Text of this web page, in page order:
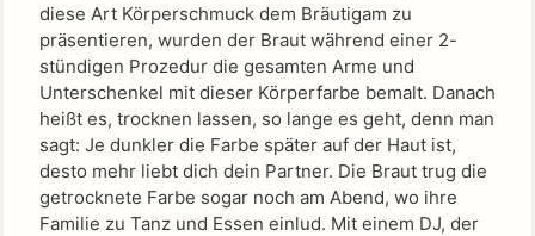
diese Art Körperschmuck dem Bräutigam zu
präsentieren, wurden der Braut während einer 2-
stündigen Prozedur die gesamten Arme und
Unterschenkel mit dieser Körperfarbe bemalt. Danach
heißt es, trocknen lassen, so lange es geht, denn man
sagt: Je dunkler die Farbe später auf der Haut ist,
desto mehr liebt dich dein Partner. Die Braut trug die
getrocknete Farbe sogar noch am Abend, wo ihre
Familie zu Tanz und Essen einlud. Mit einem DJ, der